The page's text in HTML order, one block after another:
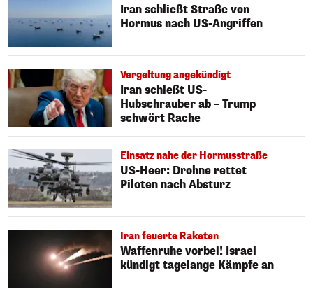
Iran schließt Straße von
Hormus nach US-Angriffen
Vergeltung angekündigt
Iran schießt US-
Hubschrauber ab – Trump
schwört Rache
Einsatz nahe der Hormusstraße
US-Heer: Drohne rettet
Piloten nach Absturz
Iran feuerte Raketen
Waffenruhe vorbei! Israel
kündigt tagelange Kämpfe an